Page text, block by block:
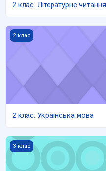
2 клас. Літературне читання
2 клас. Українська мова
2 клас
2 клас. Українська мова
3 клас. Інформатика
3 клас